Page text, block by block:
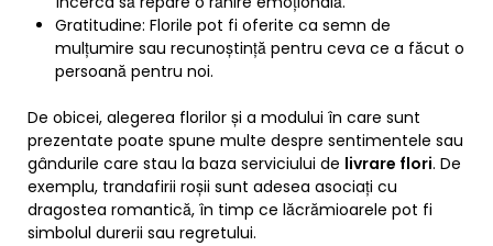
Gratitudine: Florile pot fi oferite ca semn de
mulțumire sau recunoștință pentru ceva ce a făcut o
persoană pentru noi.
De obicei, alegerea florilor și a modului în care sunt
prezentate poate spune multe despre sentimentele sau
gândurile care stau la baza serviciului de livrare flori. De
exemplu, trandafirii roșii sunt adesea asociați cu
dragostea romantică, în timp ce lăcrămioarele pot fi
simbolul durerii sau regretului.